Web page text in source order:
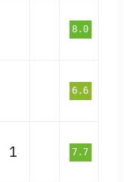
8.0
6.6
1 7.7